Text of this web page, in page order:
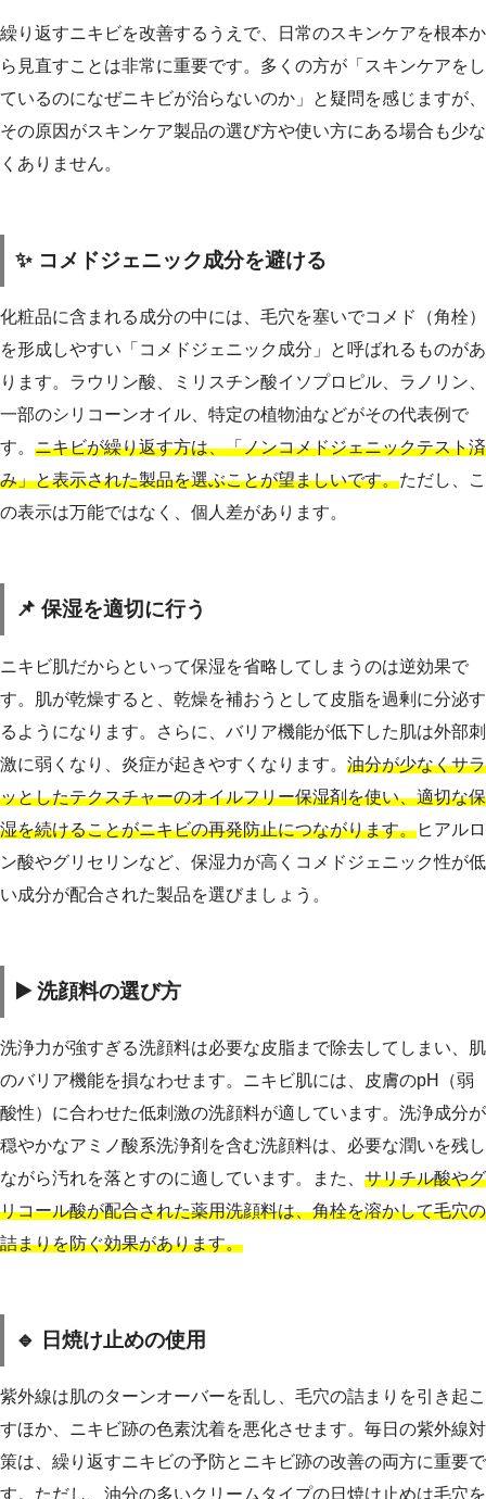
繰り返すニキビを改善するうえで、日常のスキンケアを根本か
ら見直すことは非常に重要です。多くの方が「スキンケアをし
ているのになぜニキビが治らないのか」と疑問を感じますが、
その原因がスキンケア製品の選び方や使い方にある場合も少な
くありません。
✨ コメドジェニック成分を避ける
化粧品に含まれる成分の中には、毛穴を塞いでコメド（角栓）
を形成しやすい「コメドジェニック成分」と呼ばれるものがあ
ります。ラウリン酸、ミリスチン酸イソプロピル、ラノリン、
一部のシリコーンオイル、特定の植物油などがその代表例で
す。 ニキビが繰り返す方は、「ノンコメドジェニックテスト済
み」と表示された製品を選ぶことが望ましいです。ただし、こ
の表示は万能ではなく、個人差があります。
📌 保湿を適切に行う
ニキビ肌だからといって保湿を省略してしまうのは逆効果で
す。肌が乾燥すると、乾燥を補おうとして皮脂を過剰に分泌す
るようになります。さらに、バリア機能が低下した肌は外部刺
激に弱くなり、炎症が起きやすくなります。 油分が少なくサラ
ッとしたテクスチャーのオイルフリー保湿剤を使い、適切な保
湿を続けることがニキビの再発防止につながります。ヒアルロ
ン酸やグリセリンなど、保湿力が高くコメドジェニック性が低
い成分が配合された製品を選びましょう。
▶️ 洗顔料の選び方
洗浄力が強すぎる洗顔料は必要な皮脂まで除去してしまい、肌
のバリア機能を損なわせます。ニキビ肌には、皮膚のpH（弱
酸性）に合わせた低刺激の洗顔料が適しています。洗浄成分が
穏やかなアミノ酸系洗浄剤を含む洗顔料は、必要な潤いを残し
ながら汚れを落とすのに適しています。また、 サリチル酸やグ
リコール酸が配合された薬用洗顔料は、角栓を溶かして毛穴の
詰まりを防ぐ効果があります。
🔹 日焼け止めの使用
紫外線は肌のターンオーバーを乱し、毛穴の詰まりを引き起こ
すほか、ニキビ跡の色素沈着を悪化させます。毎日の紫外線対
策は、繰り返すニキビの予防とニキビ跡の改善の両方に重要で
す。ただし、油分の多いクリームタイプの日焼け止めは毛穴を